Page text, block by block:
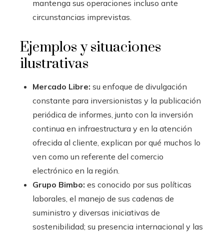
mantenga sus operaciones incluso ante
circunstancias imprevistas.
Ejemplos y situaciones
ilustrativas
Mercado Libre: su enfoque de divulgación
constante para inversionistas y la publicación
periódica de informes, junto con la inversión
continua en infraestructura y en la atención
ofrecida al cliente, explican por qué muchos lo
ven como un referente del comercio
electrónico en la región.
Grupo Bimbo: es conocido por sus políticas
laborales, el manejo de sus cadenas de
suministro y diversas iniciativas de
sostenibilidad; su presencia internacional y las